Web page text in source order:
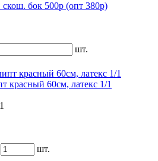
бок 500р (опт 380р)
шт.
красный 60см, латекс 1/1
шт.